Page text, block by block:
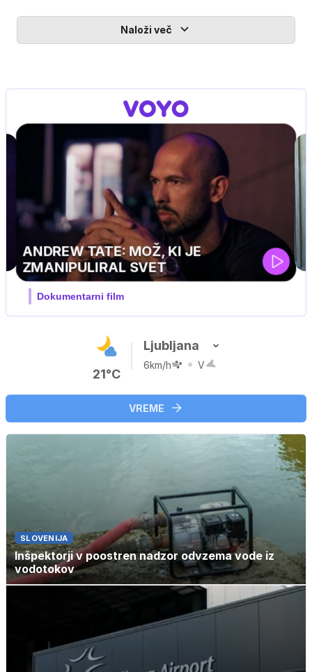
Naloži več
MOJ PRIJATELJ PINGVIN
Film meseca / družinski, pustolovski
21°C
Ljubljana
6km/h V
VREME
SLOVENIJA
Inšpektorji v poostren nadzor odvzema vode iz
vodotokov